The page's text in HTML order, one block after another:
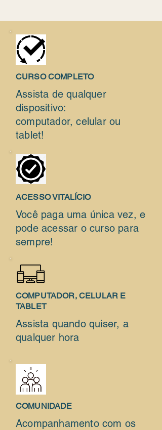
CURSO COMPLETO
Assista de qualquer
dispositivo:
computador, celular ou
tablet!
ACESSO VITALÍCIO
Você paga uma única vez, e
pode acessar o curso para
sempre!
COMPUTADOR, CELULAR E
TABLET
Assista quando quiser, a
qualquer hora
COMUNIDADE
Acompanhamento com os